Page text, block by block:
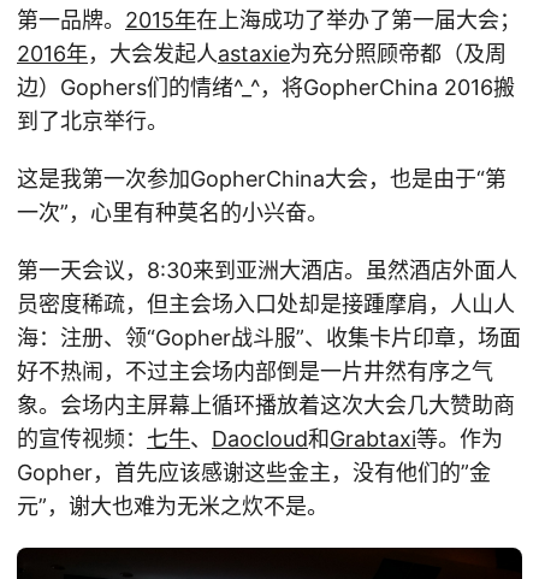
第一品牌。 2015年在上海成功了举办了第一届大会；
2016年，大会发起人astaxie为充分照顾帝都（及周
边）Gophers们的情绪^_^，将GopherChina 2016搬
到了北京举行。
这是我第一次参加GopherChina大会，也是由于“第
一次”，心里有种莫名的小兴奋。
第一天会议，8:30来到亚洲大酒店。虽然酒店外面人
员密度稀疏，但主会场入口处却是接踵摩肩，人山人
海：注册、领“Gopher战斗服”、收集卡片印章，场面
好不热闹，不过主会场内部倒是一片井然有序之气
象。会场内主屏幕上循环播放着这次大会几大赞助商
的宣传视频： 七牛、 Daocloud和Grabtaxi等。作为
Gopher，首先应该感谢这些金主，没有他们的”金
元”，谢大也难为无米之炊不是。